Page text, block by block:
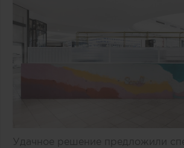
Удачное решение предложили